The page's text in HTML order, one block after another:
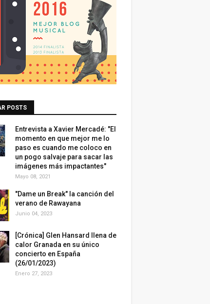
POSTS
Entrevista a Xavier Mercadé: "El
momento en que mejor me lo
paso es cuando me coloco en
un pogo salvaje para sacar las
imágenes más impactantes"
Mayo 08, 2021
"Dame un Break" la canción del
verano de Rawayana
Junio 04, 2023
[Crónica] Glen Hansard llena de
calor Granada en su único
concierto en España
(26/01/2023)
Enero 27, 2023